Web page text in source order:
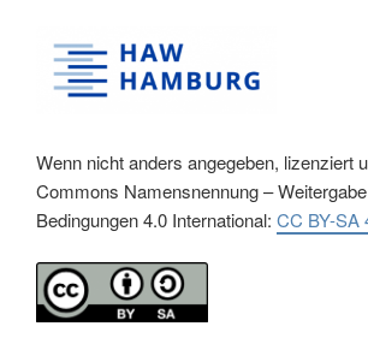
Wenn nicht anders angegeben, lizenziert
Commons Namensnennung –
Bedingungen 4.0 International: CC BY-SA